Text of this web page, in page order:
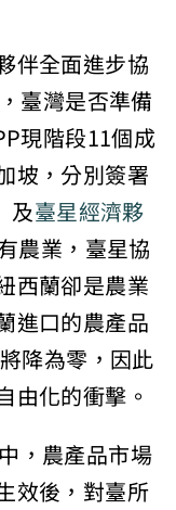
伴全面進步協
臺灣是否準備
現階段11個成
坡，分別簽署
及臺星經濟夥
農業，臺星協
西蘭卻是農業
進口的農產品
降為零，因此
化的衝擊。
，農產品市場
效後，對臺所